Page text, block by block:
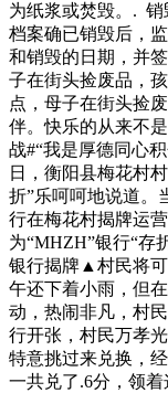
为纸浆或焚毁。.
档案确已销毁后，
和销毁的日期，并
子在街头捡废品，
点，母子在街头捡
伴。快乐的从来不
战#“我是厚德同心
日，衡阳县梅花村
折”乐呵呵地说道。
行在梅花村揭牌运
为“MHZH”银行“存
银行揭牌▲村民将
午还下着小雨，但
动，热闹非凡，村
行开张，村民万孝
特意挑过来兑换，
一共兑了.6分，领